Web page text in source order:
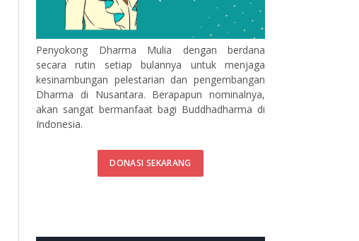
Penyokong Dharma Mulia dengan berdana
secara rutin setiap bulannya untuk menjaga
kesinambungan pelestarian dan pengembangan
Dharma di Nusantara. Berapapun nominalnya,
akan sangat bermanfaat bagi Buddhadharma di
Indonesia.
DONASI SEKARANG